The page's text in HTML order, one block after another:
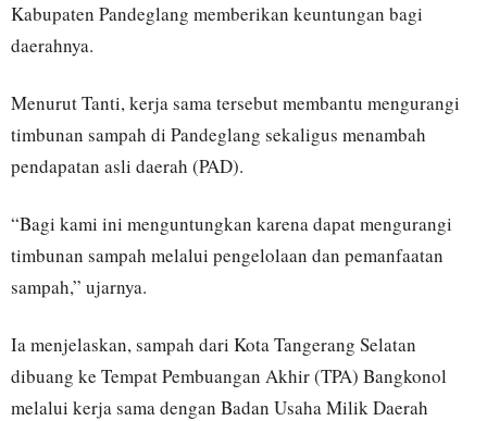
Kabupaten Pandeglang memberikan keuntungan bagi
daerahnya.
Menurut Tanti, kerja sama tersebut membantu mengurangi
timbunan sampah di Pandeglang sekaligus menambah
pendapatan asli daerah (PAD).
“Bagi kami ini menguntungkan karena dapat mengurangi
timbunan sampah melalui pengelolaan dan pemanfaatan
sampah,” ujarnya.
Ia menjelaskan, sampah dari Kota Tangerang Selatan
dibuang ke Tempat Pembuangan Akhir (TPA) Bangkonol
melalui kerja sama dengan Badan Usaha Milik Daerah